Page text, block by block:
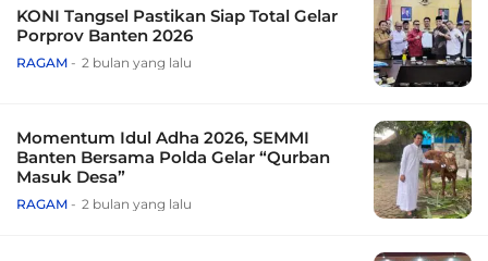
KONI Tangsel Pastikan Siap Total Gelar
Porprov Banten 2026
RAGAM 2 bulan yang lalu
Momentum Idul Adha 2026, SEMMI
Banten Bersama Polda Gelar “Qurban
Masuk Desa”
RAGAM 2 bulan yang lalu